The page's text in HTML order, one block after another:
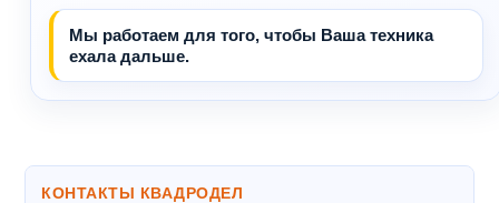
Мы работаем для того, чтобы Ваша техника
ехала дальше.
КОНТАКТЫ КВАДРОДЕЛ